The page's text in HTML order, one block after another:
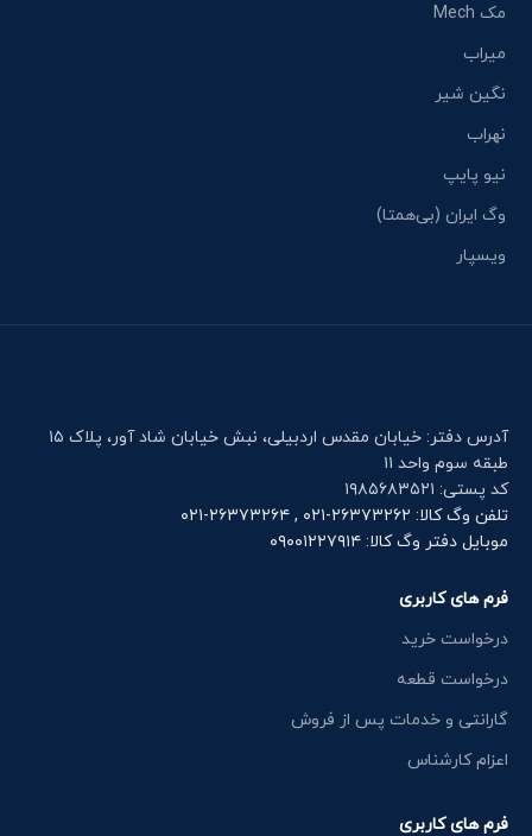
مک Mech
میراب
نگین شیر
نهراب
نیو پایپ
وگ ایران (بی‌همتا)
ویسپار
آدرس دفتر: خیابان مقدس اردبیلی، نبش خیابان شاد آور، پلاک ۱۵
طبقه سوم واحد ۱۱
کد پستی: ۱۹۸۵۶۸۳۵۲۱
تلفن وگ کالا: ۲۶۳۷۳۲۶۲-۰۲۱ , ۲۶۳۷۳۲۶۴-۰۲۱
موبایل دفتر وگ کالا: ۰۹۰۰۱۲۲۷۹۱۴
فرم های کاربری
درخواست خرید
درخواست قطعه
گارانتی و خدمات پس از فروش
اعزام کارشناس
فرم های کاربری